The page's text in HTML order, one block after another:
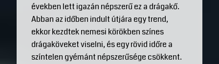
években lett igazán népszerű ez a drágakő.
Abban az időben indult útjára egy trend,
ekkor kezdtek nemesi körökben színes
drágaköveket viselni, és egy rövid időre a
színtelen gyémánt népszerűsége csökkent.